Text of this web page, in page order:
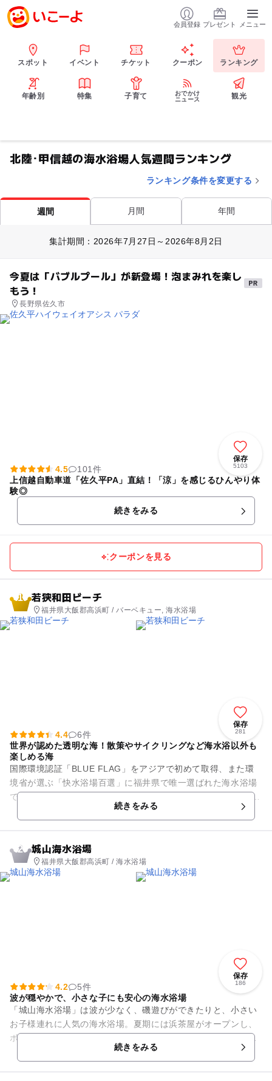
会員登録 プレゼント メニュー
スポット イベント チケット クーポン ランキング
年齢別 特集 子育て
おでかけ
ニュース
観光
北陸･甲信越の海水浴場人気週間ランキング
ランキング条件を変更する
週間 月間 年間
集計期間：2026年7月27日～2026年8月2日
今夏は「バブルプール」が新登場！泡まみれを楽し
もう！
長野県佐久市
保存
5103
4.5
101件
上信越自動車道「佐久平PA」直結！「涼」を感じるひんやり体
験◎
続きをみる
クーポンを見る
1 若狭和田ビーチ
福井県大飯郡高浜町 / バーベキュー, 海水浴場
保存
281
4.4
6件
世界が認めた透明な海！散策やサイクリングなど海水浴以外も
楽しめる海
国際環境認証「BLUE FLAG」をアジアで初めて取得、また環
境省が選ぶ「快水浴場百選」に福井県で唯一選ばれた海水浴場
で、きれいな海は折り紙付き！県下でも有数のビーチです。 別
続きをみる
2 城山海水浴場
福井県大飯郡高浜町 / 海水浴場
保存
186
4.2
5件
波が穏やかで、小さな子にも安心の海水浴場
「城山海水浴場」は波が少なく、磯遊びができたりと、小さい
お子様連れに人気の海水浴場。夏期には浜茶屋がオープンし、
ボートやパラソルなどのレンタルもあり、気軽にレジャーを楽
しむことができます。バーベ...続きをみる